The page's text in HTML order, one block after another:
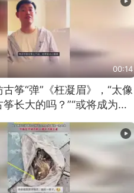
00:14
筝“弹”《枉凝眉》，“太像
长大的吗？”“或将成为首
筝的选手。”（来源：新华每